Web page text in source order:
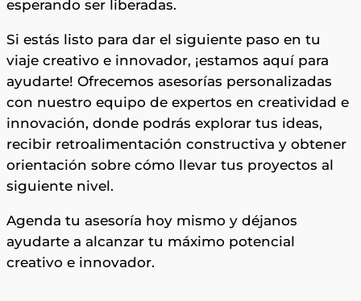
esperando ser liberadas.
Si estás listo para dar el siguiente paso en tu
viaje creativo e innovador, ¡estamos aquí para
ayudarte! Ofrecemos asesorías personalizadas
con nuestro equipo de expertos en creatividad e
innovación, donde podrás explorar tus ideas,
recibir retroalimentación constructiva y obtener
orientación sobre cómo llevar tus proyectos al
siguiente nivel.
Agenda tu asesoría hoy mismo y déjanos
ayudarte a alcanzar tu máximo potencial
creativo e innovador.